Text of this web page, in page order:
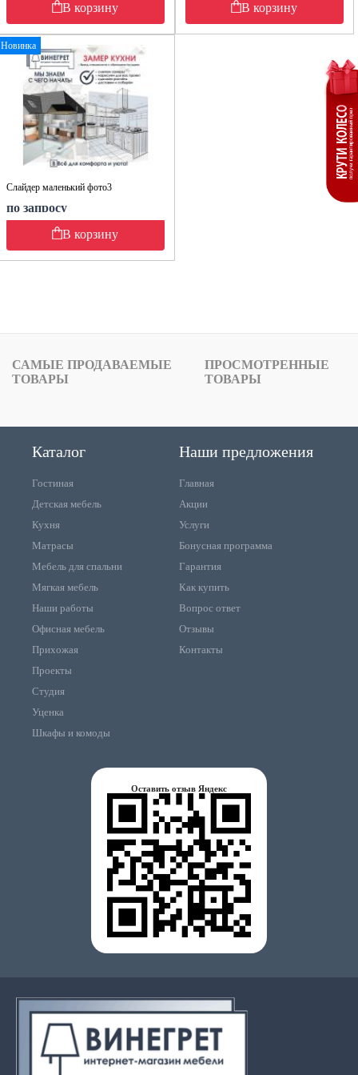
В корзину
В корзину
Новинка
Слайдер маленький фото3
по запросу
В корзину
САМЫЕ ПРОДАВАЕМЫЕ
ТОВАРЫ
ПРОСМОТРЕННЫЕ
ТОВАРЫ
Каталог
Гостиная
Детская мебель
Кухня
Матрасы
Мебель для спальни
Мягкая мебель
Наши работы
Офисная мебель
Прихожая
Проекты
Студия
Уценка
Шкафы и комоды
Наши предложения
Главная
Акции
Услуги
Бонусная программа
Гарантия
Как купить
Вопрос ответ
Отзывы
Контакты
Оставить отзыв Яндекс